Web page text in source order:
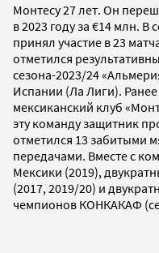
Монтесу 27 лет. Он
в 2023 году за €14 млн.
принял участие в 23
отметился
сезона-2023/24
Испании (Ла Лиги).
мексиканский клуб
эту команду защитник
отметился 13 забитыми
передачами. Вместе с
Мексики (2019),
(2017, 2019/20) и
чемпионов КОНКАКАФ